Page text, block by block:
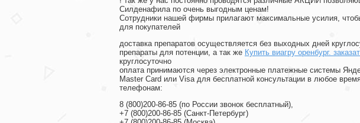
Силденафила по очень выгодным ценам!
Cотрудники нашей фирмы прилагают максимальные усилия,
для покупателей
доставка препаратов осуществляется без выходных дней
препараты для потенции, а так же Купить виагру оренбург.
круглосуточно
оплата принимаются через электронные платежные системы
Master Card или Visa для бесплатной консультации в любое
телефонам:
8 (800)200-86-85 (по России звонок бесплатный),
+7 (800)200-86-85 (Санкт-Петербург)